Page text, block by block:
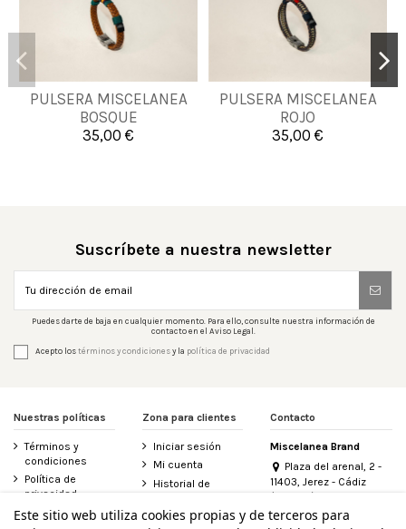
PULSERA MISCELANEA
BOSQUE
35,00 €
2XL
Añadir al carrito
PULSERA MISCELANEA
ROJO
35,00 €
M L XL
Añadir al carrito
Suscríbete a nuestra newsletter
Puedes darte de baja en cualquier momento. Para ello, consulte nuestra información de
contacto en el Aviso Legal.
Acepto lostérminos y condicionesy la política de privacidad
Nuestras políticas
Términos y
condiciones
Política de
privacidad
Aviso legal
Zona para clientes
Iniciar sesión
Mi cuenta
Historial de
Contacte con
Contacto
Miscelanea Brand
Plaza del arenal, 2 -
11403, Jerez - Cádiz
(España)
956 155 340
Este sitio web utiliza cookies propias y de terceros para